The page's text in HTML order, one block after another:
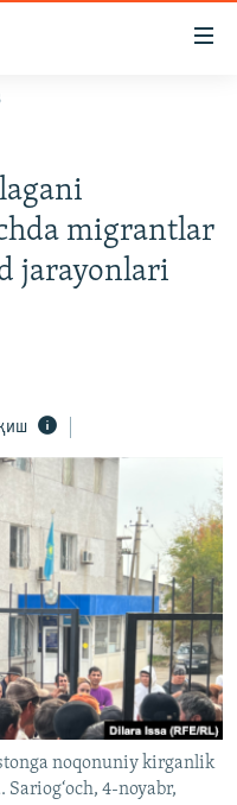
migrantlar
jarayonlari
noqonuniy kirganlik
4-noyabr,